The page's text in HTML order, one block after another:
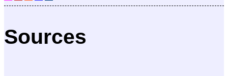
Sources